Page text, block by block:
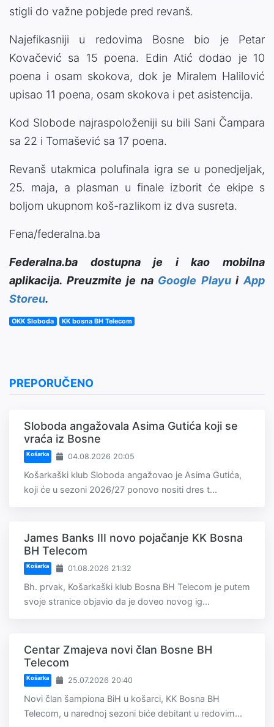
stigli do važne pobjede pred revanš.
Najefikasniji u redovima Bosne bio je Petar
Kovačević sa 15 poena. Edin Atić dodao je 10
poena i osam skokova, dok je Miralem Halilović
upisao 11 poena, osam skokova i pet asistencija.
Kod Slobode najraspoloženiji su bili Sani Čampara
sa 22 i Tomašević sa 17 poena.
Revanš utakmica polufinala igra se u ponedjeljak,
25. maja, a plasman u finale izborit će ekipe s
boljom ukupnom koš-razlikom iz dva susreta.
Fena/federalna.ba
Federalna.ba dostupna je i kao mobilna
aplikacija. Preuzmite je na Google PlayuiApp
Storeu.
OKK Sloboda KK bosna BH Telecom
PREPORUČENO
Sloboda angažovala Asima Gutića koji se
vraća iz Bosne
Košarka 04.08.2026 20:05
Košarkaški klub Sloboda angažovao je Asima Gutića,
koji će u sezoni 2026/27 ponovo nositi dres t...
James Banks III novo pojačanje KK Bosna
BH Telecom
Košarka 01.08.2026 21:32
Bh. prvak, Košarkaški klub Bosna BH Telecom je putem
svoje stranice objavio da je doveo novog ig...
Centar Zmajeva novi član Bosne BH
Telecom
Košarka 25.07.2026 20:40
Novi član šampiona BiH u košarci, KK Bosna BH
Telecom, u narednoj sezoni biće debitant u redovim...